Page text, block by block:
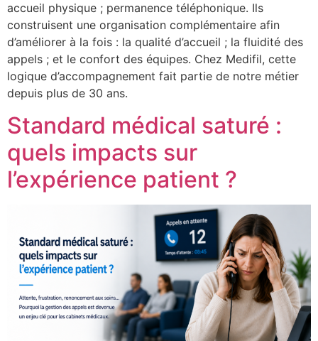
accueil physique ; permanence téléphonique. Ils
construisent une organisation complémentaire afin
d’améliorer à la fois : la qualité d’accueil ; la fluidité des
appels ; et le confort des équipes. Chez Medifil, cette
logique d’accompagnement fait partie de notre métier
depuis plus de 30 ans.
Standard médical saturé :
quels impacts sur
l’expérience patient ?